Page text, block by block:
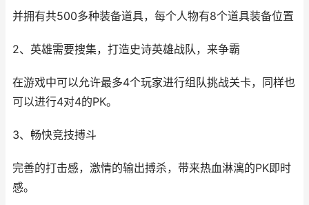
并拥有共500多种装备道具，每个人物有8个道具装备位置
2、英雄需要搜集，打造史诗英雄战队，来争霸
在游戏中可以允许最多4个玩家进行组队挑战关卡，同样也
可以进行4对4的PK。
3、畅快竞技搏斗
完善的打击感，激情的输出搏杀，带来热血淋漓的PK即时
感。